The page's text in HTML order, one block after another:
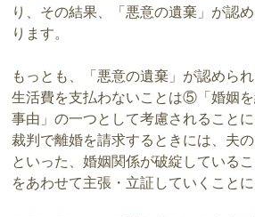
り、その結果、「悪意の遺棄」が認
ります。
もっとも、「悪意の遺棄」が認めら
生活費を支払わないことは⑤「婚姻
事由」の一つとして考慮されることに
裁判で離婚を請求するときには、夫
といった、婚姻関係が破綻している
をあわせて主張・立証していくことに